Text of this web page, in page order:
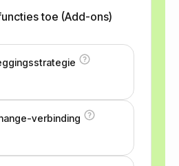
toe (Add-ons)
verbinding